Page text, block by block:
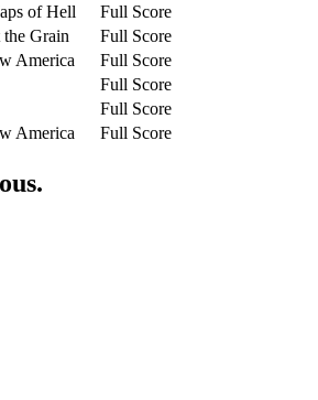
of Hell
Full Score
Grain
Full Score
America
Full Score
Full Score
Full Score
America Full Score